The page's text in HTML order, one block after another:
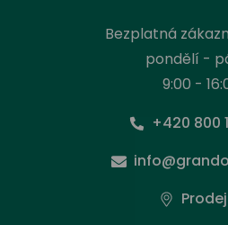
Bezplatná
pondělí -
9:00 -
+420 800